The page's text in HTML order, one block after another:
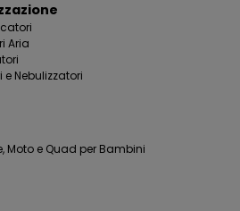
Aria
e Nebulizzatori
Moto e Quad per Bambini